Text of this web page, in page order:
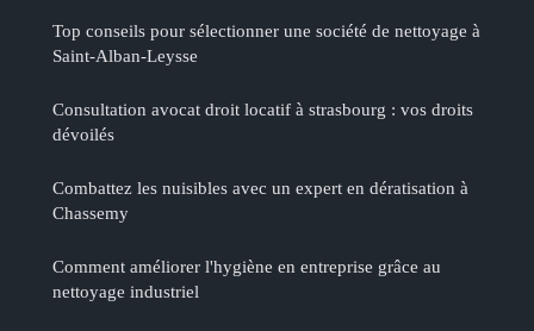
Top conseils pour sélectionner une société de nettoyage à
Saint-Alban-Leysse
Consultation avocat droit locatif à strasbourg : vos droits
dévoilés
Combattez les nuisibles avec un expert en dératisation à
Chassemy
Comment améliorer l'hygiène en entreprise grâce au
nettoyage industriel